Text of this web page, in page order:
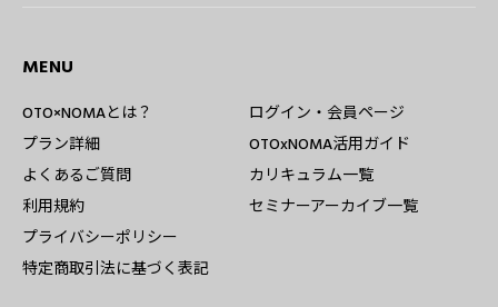
MENU
OTO×NOMAとは？
プラン詳細
よくあるご質問
利用規約
プライバシーポリシー
特定商取引法に基づく表記
ログイン・会員ページ
OTOxNOMA活用ガイド
カリキュラム一覧
セミナーアーカイブ一覧